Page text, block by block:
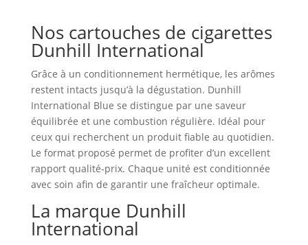
Nos cartouches de cigarettes
Dunhill International
Grâce à un conditionnement hermétique, les arômes
restent intacts jusqu’à la dégustation. Dunhill
International Blue se distingue par une saveur
équilibrée et une combustion régulière. Idéal pour
ceux qui recherchent un produit fiable au quotidien.
Le format proposé permet de profiter d’un excellent
rapport qualité‑prix. Chaque unité est conditionnée
avec soin afin de garantir une fraîcheur optimale.
La marque Dunhill
International